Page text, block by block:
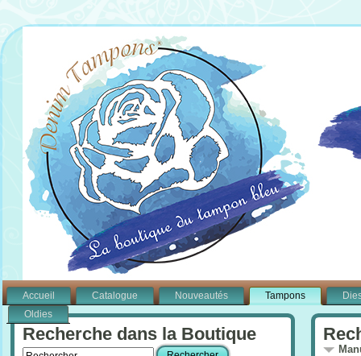
Accueil Catalogue Nouveautés Tampons
Oldies
Recherche dans la Boutique